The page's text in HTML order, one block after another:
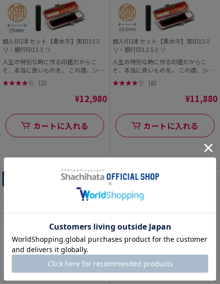
個人印2本セット【黒水牛】実印15ミ
リ・銀行印15ミリ
人生の特別な時に作る印鑑だからこ
そ、本当に良いものを。 この度、シヤ
チハタオフィシャル...
★★★★☆ （2）
¥12,980
カートに入れる
個人印2本セット【黒水牛】実印15ミ
リ・銀行印13.5ミリ
人生の特別な時に作る印鑑だからこ
そ、本当に良いものを。 この度、シヤ
チハタオフィシャル...
★★★★☆ （6）
¥11,880
カートに入れる
セット商品